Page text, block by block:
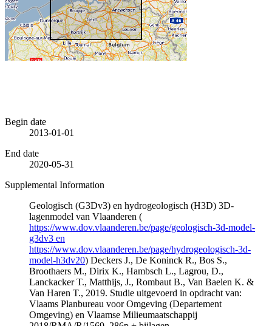
Begin date
2013-01-01
End date
2020-05-31
Supplemental Information
Geologisch (G3Dv3) en hydrogeologisch (H3D) 3D-
lagenmodel van Vlaanderen (
https://www.dov.vlaanderen.be/page/geologisch-3d-model-
g3dv3 en
https://www.dov.vlaanderen.be/page/hydrogeologisch-3d-
model-h3dv20) Deckers J., De Koninck R., Bos S.,
Broothaers M., Dirix K., Hambsch L., Lagrou, D.,
Lanckacker T., Matthijs, J., Rombaut B., Van Baelen K. &
Van Haren T., 2019. Studie uitgevoerd in opdracht van:
Vlaams Planbureau voor Omgeving (Departement
Omgeving) en Vlaamse Milieumaatschappij